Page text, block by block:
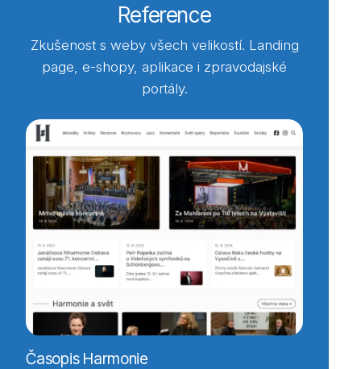
Reference
Zkušenost s weby všech velikostí. Landing
page, e-shopy, aplikace i zpravodajské
portály.
Časopis Harmonie